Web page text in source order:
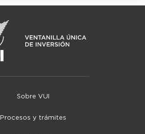
Sobre VUI
Procesos y trámites